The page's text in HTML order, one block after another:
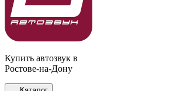
Купить автозвук в
Ростове-на-Дону